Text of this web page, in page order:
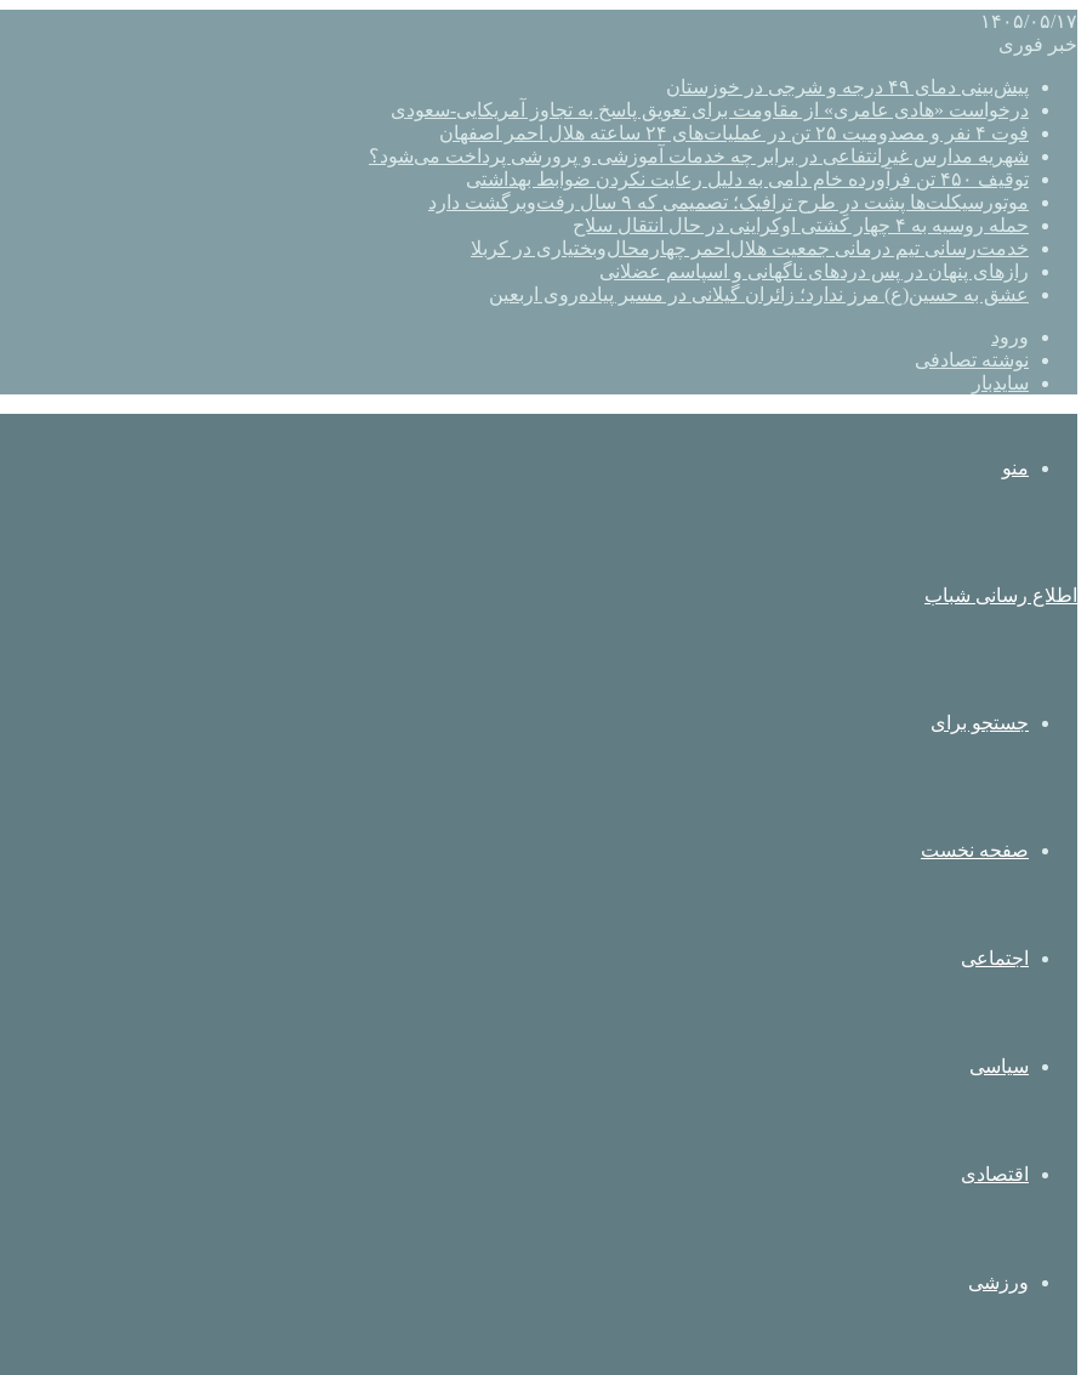
۱۴۰۵/۰۵/۱۷
خبر فوری
پیش‌بینی دمای ۴۹ درجه و شرجی در خوزستان
درخواست «هادی عامری» از مقاومت برای تعویق پاسخ به تجاوز آمریکایی-سعودی
فوت ۴ نفر و مصدومیت ۲۵ تن در عملیات‌های ۲۴ ساعته هلال احمر اصفهان
شهریه مدارس غیرانتفاعی در برابر چه خدمات آموزشی و پرورشی پرداخت می‌شود؟
توقیف ۴۵۰ تن فرآورده خام دامی به دلیل رعایت نکردن ضوابط بهداشتی
موتورسیکلت‌ها پشت درِ طرح ترافیک؛ تصمیمی که ۹ سال رفت‌وبرگشت دارد
حمله روسیه به ۴ چهار کشتی اوکراینی در حال انتقال سلاح
خدمت‌رسانی تیم درمانی جمعیت هلال‌احمر چهارمحال‌وبختیاری در کربلا
رازهای پنهان در پس دردهای ناگهانی و اسپاسم عضلانی
عشق به حسین(ع) مرز ندارد؛ زائران گیلانی در مسیر پیاده‌روی اربعین
ورود
نوشته تصادفی
سایدبار
منو
اطلاع رسانی شباب
جستجو برای
صفحه نخست
اجتماعی
سیاسی
اقتصادی
ورزشی